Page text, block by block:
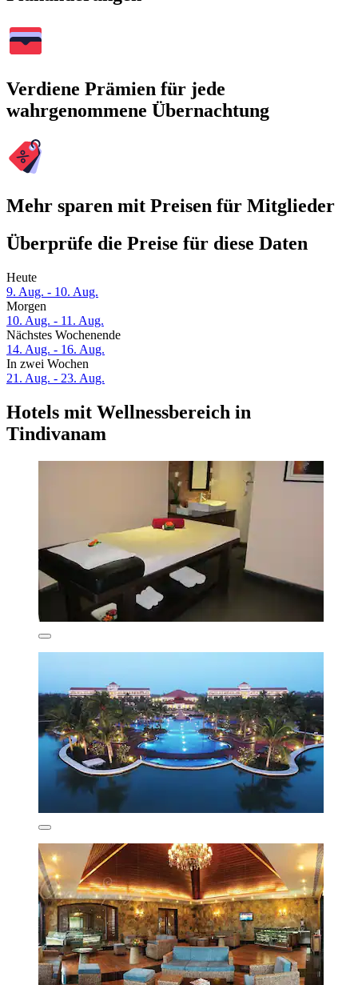
Verdiene Prämien für jede
wahrgenommene Übernachtung
Mehr sparen mit Preisen für Mitglieder
Überprüfe die Preise für diese Daten
Heute
9. Aug. - 10. Aug.
Morgen
10. Aug. - 11. Aug.
Nächstes Wochenende
14. Aug. - 16. Aug.
In zwei Wochen
21. Aug. - 23. Aug.
Hotels mit Wellnessbereich in
Tindivanam